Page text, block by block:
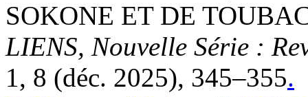
SOKONE ET DE
LIENS, Nouvelle Série :
1, 8 (déc. 2025), 345–355.